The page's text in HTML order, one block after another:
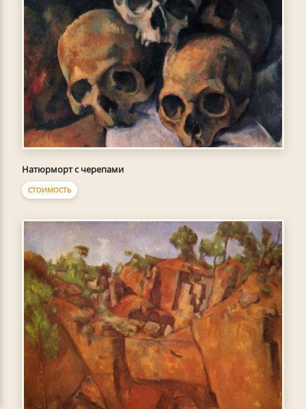
Натюрморт с черепами
СТОИМОСТЬ